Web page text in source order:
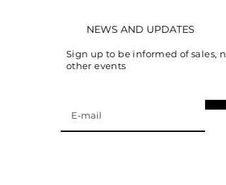
NEWS AND UPDATES
Sign up to be informed of sales,
other events